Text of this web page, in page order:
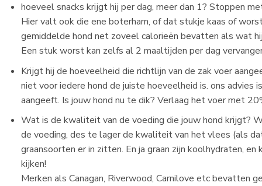
hoeveel snacks krijgt hij per dag, meer dan 1? Stoppen
Hier valt ook die ene boterham, of dat stukje kaas of
gemiddelde hond net zoveel calorieën bevatten als wat
Een stuk worst kan zelfs al 2 maaltijden per dag
Krijgt hij de hoeveelheid die richtlijn van de zak voer
niet voor iedere hond de juiste hoeveelheid is. ons
aangeeft. Is jouw hond nu te dik? Verlaag het voer met
Wat is de kwaliteit van de voeding die jouw hond krijgt?
de voeding, des te lager de kwaliteit van het vlees (als
graansoorten er in zitten. En ja graan zijn koolhydraten,
kijken!
Merken als Canagan, Riverwood, Carnilove etc bevatten